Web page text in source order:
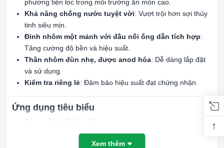
phương tiện lọc trong môi trường ăn mòn cao.
Khả năng chống nước tuyệt vời: Vượt trội hơn sợi thủy
tinh siêu mịn.
Đỉnh nhôm một mảnh với đầu nối ống dẫn tích hợp:
Tăng cường độ bền và hiệu suất.
Thân nhôm đùn nhẹ, được anod hóa: Dễ dàng lắp đặt
và sử dụng.
Kiểm tra riêng lẻ: Đảm bảo hiệu suất đạt chứng nhận.
Ứng dụng tiêu biểu
Sản xuất thiết bị y tế
Xem thêm
↑